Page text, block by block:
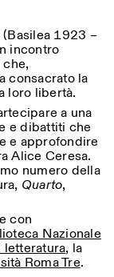
14:30–18:00
14:30-
20:00
11:00-
persona
consentito
Arte
1923 –
incontro
consacrato la
loro libertà.
a una
e dibattiti che
e approfondire
Alice Ceresa.
numero della
Quarto,
con
Nazionale
, la
Roma Tre.